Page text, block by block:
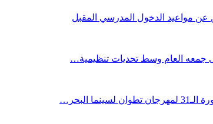
عن مواعيد الدخول المدرسي المقبل
جمعه العام وسط تحديات تنظيمية…